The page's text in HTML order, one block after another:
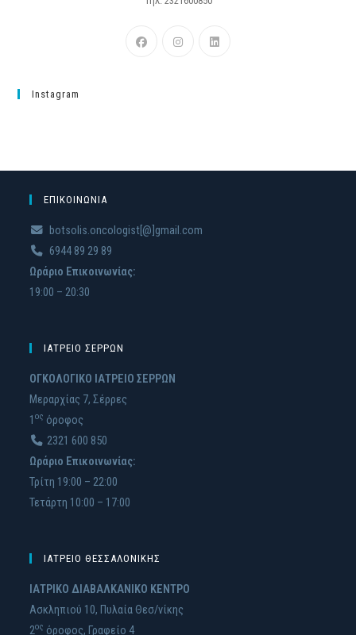
Instagram
ΕΠΙΚΟΙΝΩΝΙΑ
botsolis.oncologist[@]gmail.com
6944 89 29 89
Ωράριο Επικοινωνίας:
19:00 – 20:30
ΙΑΤΡΕΙΟ ΣΕΡΡΩΝ
ΟΓΚΟΛΟΓΙΚΟ ΙΑΤΡΕΙΟ ΣΕΡΡΩΝ
Μεραρχίας 7, Σέρρες
1ος όροφος
2321 600 850
Ωράριο Επικοινωνίας:
Τρίτη 19:00 – 22:00
Τετάρτη 10:00 – 17:00
ΙΑΤΡΕΙΟ ΘΕΣΣΑΛΟΝΙΚΗΣ
ΙΑΤΡΙΚΟ ΔΙΑΒΑΛΚΑΝΙΚΟ ΚΕΝΤΡΟ
Ασκληπιού 10, Πυλαία Θεσ/νίκης
2ος όρoφος, Γραφείο 4